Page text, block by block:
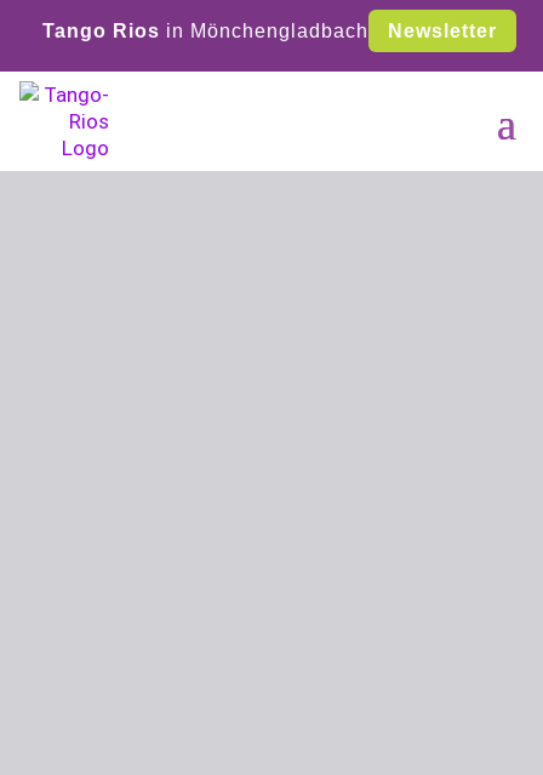
Tango Rios in Mönchengladbach Newsletter